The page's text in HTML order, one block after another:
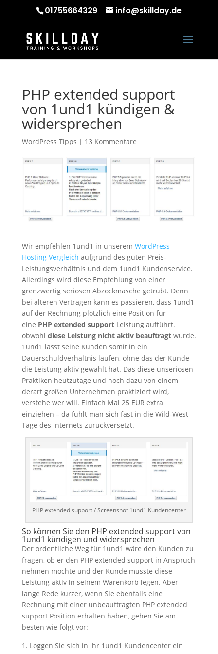
01755664329 info@skillday.de
PHP extended support
von 1und1 kündigen &
widersprechen
WordPress Tipps | 13 Kommentare
Wir empfehlen 1und1 in unserem WordPress
Hosting Vergleich aufgrund des guten Preis-
Leistungsverhältnis und dem 1und1 Kundenservice.
Allerdings wird diese Empfehlung von einer
grenzwertig seriösen Abzockmasche getrübt. Denn
bei älteren Verträgen kann es passieren, dass 1und1
auf der Rechnung plötzlich eine Position für
eine PHP extended supportLeistung aufführt,
obwohl diese Leistung nicht aktiv beauftragtwurde.
1und1 lässt seine Kunden somit in ein
Dauerschuldverhältnis laufen, ohne das der Kunde
die Leistung aktiv gewählt hat. Das diese unseriösen
Praktiken heutzutage und noch dazu von einem
derart großen Unternehmen praktiziert wird,
verstehe wer will. Einfach Mal 25 EUR extra
einziehen – da fühlt man sich fast in die Wild-West
Tage des Internets zurückversetzt.
PHP extended support / Screenshot 1und1 Kundencenter
So können Sie den PHP extended support von
1und1 kündigen und widersprechen
Der ordentliche Weg für 1und1 wäre den Kunden zu
fragen, ob er den PHP extended support in Anspruch
nehmen möchte und der Kunde müsste diese
Leistung aktiv in seinem Warenkorb legen. Aber
lange Rede kurzer, wenn Sie ebenfalls eine
Rechnung mit einer unbeauftragten PHP extended
support Position erhalten haben, gehen Sie am
besten wie folgt vor:
Loggen Sie sich in Ihr 1und1 Kundencenter ein